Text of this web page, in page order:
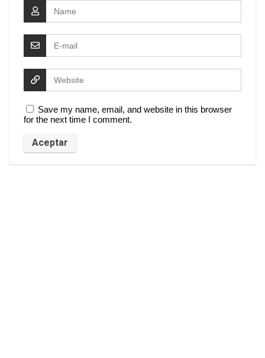
Save my name, email, and website in this browser
for the next time I comment.